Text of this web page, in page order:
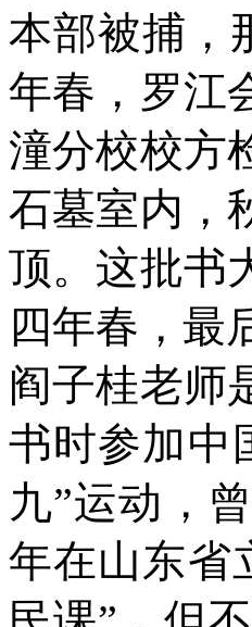
本部被捕，
年春，罗江
潼分校校方
石墓室内，
顶。这批书
四年春，最
阎子桂老师
书时参加中
九”运动，
年在山东省